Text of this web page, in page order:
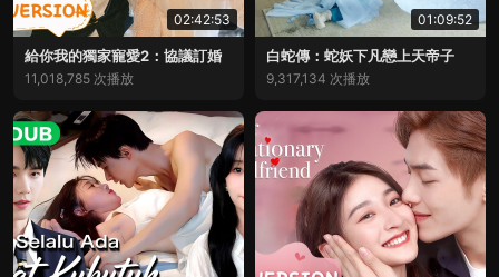
02:42:53
給你我的獨家寵愛2：協議訂婚
11,018,785 次播放
01:09:52
白蛇傳：蛇妖下凡戀上天帝子
9,317,134 次播放